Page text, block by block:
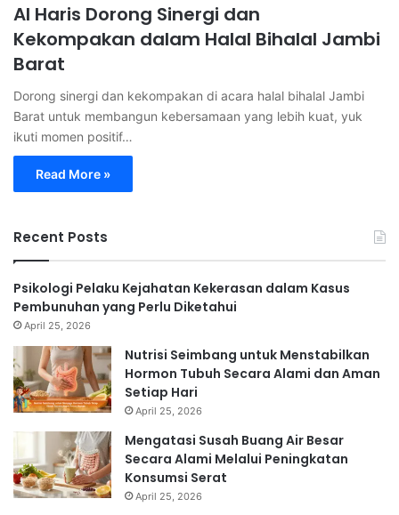
Al Haris Dorong Sinergi dan
Kekompakan dalam Halal Bihalal Jambi
Barat
Dorong sinergi dan kekompakan di acara halal bihalal Jambi
Barat untuk membangun kebersamaan yang lebih kuat, yuk
ikuti momen positif…
Read More »
Recent Posts
Psikologi Pelaku Kejahatan Kekerasan dalam Kasus
Pembunuhan yang Perlu Diketahui
April 25, 2026
Nutrisi Seimbang untuk Menstabilkan
Hormon Tubuh Secara Alami dan Aman
Setiap Hari
April 25, 2026
Mengatasi Susah Buang Air Besar
Secara Alami Melalui Peningkatan
Konsumsi Serat
April 25, 2026